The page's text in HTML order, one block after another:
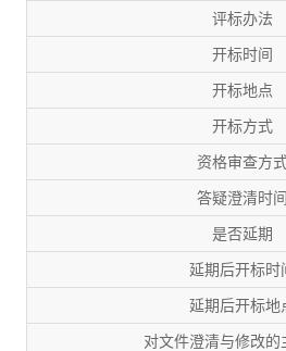
评标办法
开标时间
开标地点
开标方式
资格审查方
答疑澄清时间
是否延期
延期后开标时
延期后开标地
对文件澄清与修改的